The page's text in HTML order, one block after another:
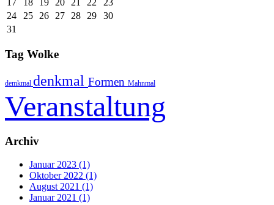
24
25 26 27 28 29
30
31
Tag Wolke
demkmal denkmal Formen Mahnmal
Veranstaltung
Archiv
Januar 2023 (1)
Oktober 2022 (1)
August 2021 (1)
Januar 2021 (1)